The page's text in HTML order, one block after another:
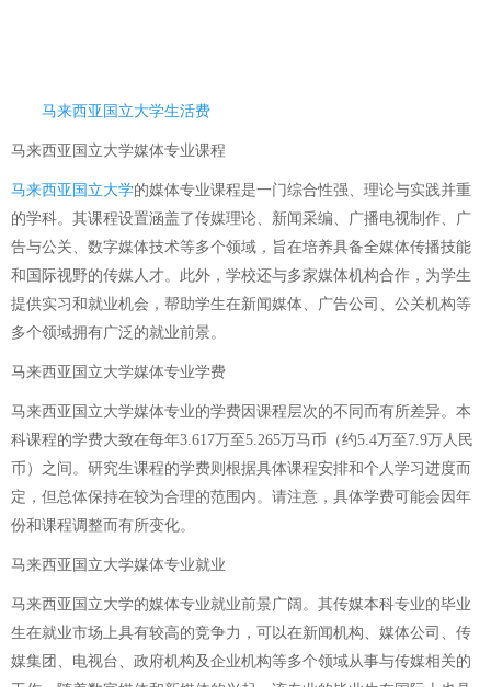
马来西亚国立大学生活费
马来西亚国立大学媒体专业课程
马来西亚国立大学的媒体专业课程是一门综合性强、理论与实践并重
的学科。其课程设置涵盖了传媒理论、新闻采编、广播电视制作、广
告与公关、数字媒体技术等多个领域，旨在培养具备全媒体传播技能
和国际视野的传媒人才。此外，学校还与多家媒体机构合作，为学生
提供实习和就业机会，帮助学生在新闻媒体、广告公司、公关机构等
多个领域拥有广泛的就业前景。
马来西亚国立大学媒体专业学费
马来西亚国立大学媒体专业的学费因课程层次的不同而有所差异。本
科课程的学费大致在每年3.617万至5.265万马币（约5.4万至7.9万人民
币）之间。研究生课程的学费则根据具体课程安排和个人学习进度而
定，但总体保持在较为合理的范围内。请注意，具体学费可能会因年
份和课程调整而有所变化。
马来西亚国立大学媒体专业就业
马来西亚国立大学的媒体专业就业前景广阔。其传媒本科专业的毕业
生在就业市场上具有较高的竞争力，可以在新闻机构、媒体公司、传
媒集团、电视台、政府机构及企业机构等多个领域从事与传媒相关的